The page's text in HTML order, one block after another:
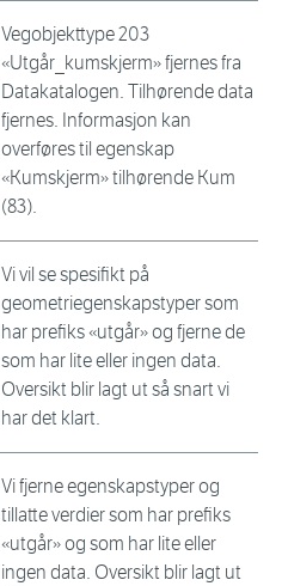
Vegobjekttype 203
«Utgår_kumskjerm» fjernes fra
Datakatalogen. Tilhørende data
fjernes. Informasjon kan
overføres til egenskap
«Kumskjerm» tilhørende Kum
(83).
Vi vil se spesifikt på
geometriegenskapstyper som
har prefiks «utgår» og fjerne de
som har lite eller ingen data.
Oversikt blir lagt ut så snart vi
har det klart.
Vi fjerne egenskapstyper og
tillatte verdier som har prefiks
«utgår» og som har lite eller
ingen data. Oversikt blir lagt ut